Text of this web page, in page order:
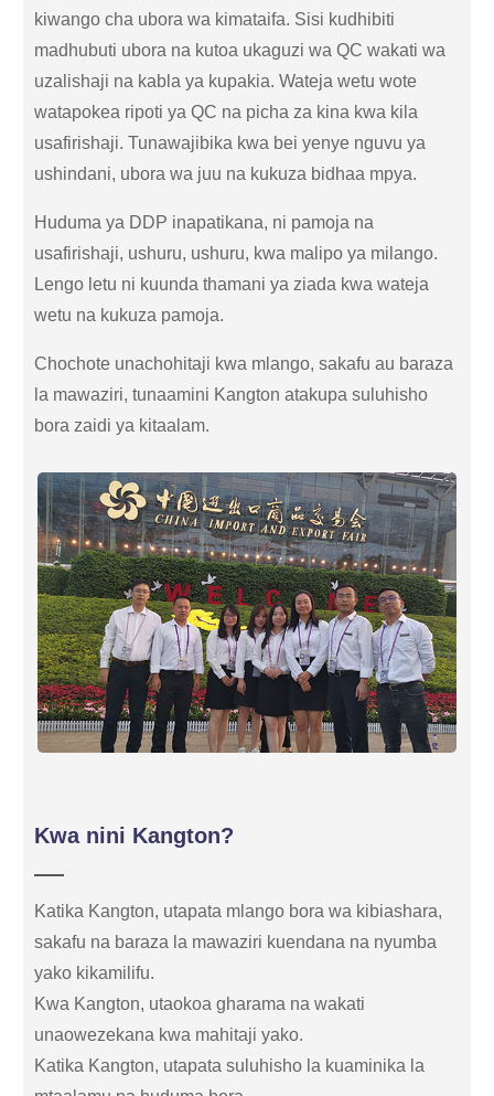
kiwango cha ubora wa kimataifa. Sisi kudhibiti
madhubuti ubora na kutoa ukaguzi wa QC wakati wa
uzalishaji na kabla ya kupakia. Wateja wetu wote
watapokea ripoti ya QC na picha za kina kwa kila
usafirishaji. Tunawajibika kwa bei yenye nguvu ya
ushindani, ubora wa juu na kukuza bidhaa mpya.
Huduma ya DDP inapatikana, ni pamoja na
usafirishaji, ushuru, ushuru, kwa malipo ya milango.
Lengo letu ni kuunda thamani ya ziada kwa wateja
wetu na kukuza pamoja.
Chochote unachohitaji kwa mlango, sakafu au baraza
la mawaziri, tunaamini Kangton atakupa suluhisho
bora zaidi ya kitaalam.
Kwa nini Kangton?
Katika Kangton, utapata mlango bora wa kibiashara,
sakafu na baraza la mawaziri kuendana na nyumba
yako kikamilifu.
Kwa Kangton, utaokoa gharama na wakati
unaowezekana kwa mahitaji yako.
Katika Kangton, utapata suluhisho la kuaminika la